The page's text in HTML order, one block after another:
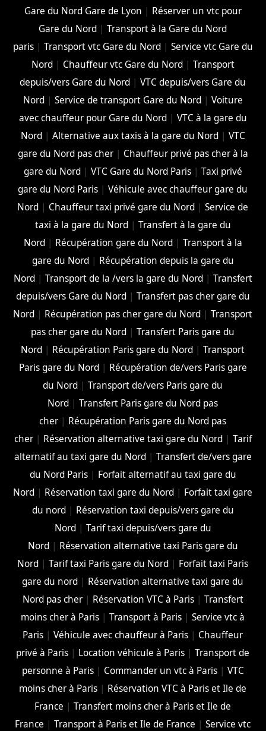
Gare du Nord Gare de Lyon | Réserver un vtc pour
Gare du Nord |Transport à la Gare du Nord
paris| Transport vtc Gare du Nord| Service vtc Gare du
Nord| Chauffeur vtc Gare du Nord| Transport
depuis/vers Gare du Nord |VTC depuis/vers Gare du
Nord| Service de transport Gare du Nord| Voiture
avec chauffeur pour Gare du Nord| VTC à la gare du
Nord| Alternative aux taxis à la gare du Nord| VTC
gare du Nord pas cher| Chauffeur privé pas cher à la
gare du Nord| VTC Gare du Nord Paris| Taxi privé
gare du Nord Paris |Véhicule avec chauffeur gare du
Nord | Chauffeur taxi privé gare du Nord |Service de
taxi à la gare du Nord| Transfert à la gare du
Nord| Récupération gare du Nord| Transport à la
gare du Nord| Récupération depuis la gare du
Nord| Transport de la /vers la gare du Nord| Transfert
depuis/vers Gare du Nord| Transfert pas cher gare du
Nord | Récupération pas cher gare du Nord |Transport
pas cher gare du Nord |Transfert Paris gare du
Nord | Récupération Paris gare du Nord |Transport
Paris gare du Nord| Récupération de/vers Paris gare
du Nord |Transport de/vers Paris gare du
Nord |Transfert Paris gare du Nord pas
cher | Récupération Paris gare du Nord pas
cher| Réservation alternative taxi gare du Nord| Tarif
alternatif au taxi gare du Nord| Transfert de/vers gare
du Nord Paris| Forfait alternatif au taxi gare du
Nord | Réservation taxi gare du Nord | Forfait taxi gare
du nord| Réservation taxi depuis/vers gare du
Nord| Tarif taxi depuis/vers gare du
Nord| Réservation alternative taxi Paris gare du
Nord |Tarif taxi Paris gare du Nord | Forfait taxi Paris
gare du nord | Réservation alternative taxi gare du
Nord pas cher| Réservation VTC à Paris| Transfert
moins cher à Paris |Transport à Paris |Service vtc à
Paris |Véhicule avec chauffeur à Paris | Chauffeur
privé à Paris | Location véhicule à Paris |Transport de
personne à Paris| Commander un vtc à Paris| VTC
moins cher à Paris | Réservation VTC à Paris et Ile de
France |Transfert moins cher à Paris et Ile de
France |Transport à Paris et Ile de France |Service vtc